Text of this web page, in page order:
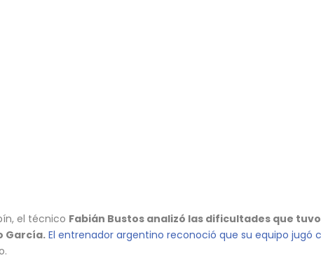
el técnico Fabián Bustos analizó las dificultades que
García. El entrenador argentino reconoció que su equipo jugó